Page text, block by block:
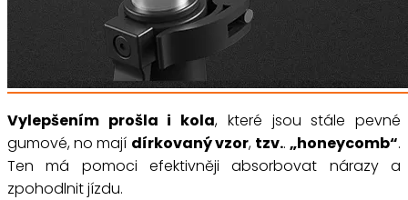
Vylepšením prošla i kola, které jsou stále pevné
gumové, no mají dírkovaný vzor, tzv..„honeycomb“.
Ten má pomoci efektivněji absorbovat nárazy a
zpohodlnit jízdu.